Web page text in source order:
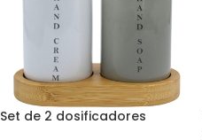
Set de 2 dosificadores